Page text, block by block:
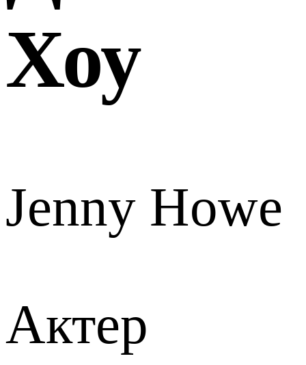
Хоу
Jenny Howe
Актер